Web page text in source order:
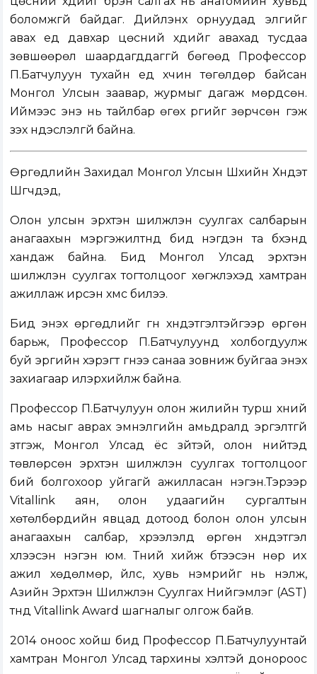
боломжгүй байдаг. Дийлэнх орнуудад элгийг
авах үед давхар цөсний хүүдийг авахад тусдаа
зөвшөөрөл шаардагддаггүй бөгөөд Профессор
П.Батчулуун тухайн үед хүчин төгөлдөр байсан
Монгол Улсын заавар, журмыг дагаж мөрдсөн.
Иймээс энэ нь тайлбар өгөх үүргийг зөрчсөн гэж
үзэх үндэслэлгүй байна.
Өргөдлийн Захидал Монгол Улсын Шүүхийн Хүндэт
Шүүгчдэд,
Олон улсын эрхтэн шилжүүлэн суулгах салбарын
анагаахын мэргэжилтнүүд бид нэгдэн та бүхэнд
хандаж байна. Бид Монгол Улсад эрхтэн
шилжүүлэн суулгах тогтолцоог хөгжүүлэхэд хамтран
ажиллаж ирсэн хүмүүс билээ.
Бид энэхүү өргөдлийг гүн хүндэтгэлтэйгээр өргөн
барьж, Профессор П.Батчулуунд холбогдуулж
буй эрүүгийн хэрэгт гүнээ санаа зовниж буйгаа энэхүү
захиагаар илэрхийлж байна.
Профессор П.Батчулуун олон жилийн турш хүний
амь насыг аврах эмнэлгийн амьдралд эргэлтгүй
зүтгэж, Монгол Улсад ёс зүйтэй, олон нийтэд
төвлөрсөн эрхтэн шилжүүлэн суулгах тогтолцоог
бий болгохоор уйгагүй ажилласан нэгэн.Тэрээр
Vitallink аян, олон удаагийн сургалтын
хөтөлбөрүүдийн явцад дотоод болон олон улсын
анагаахын салбар, хүрээлэлд өргөн хүндэтгэл
хүлээсэн нэгэн юм. Түүний хийж бүтээсэн нөр их
ажил хөдөлмөр, үйлс, хувь нэмрийг нь үнэлж,
Азийн Эрхтэн Шилжүүлэн Суулгах Нийгэмлэг (AST)
түүнд Vitallink Award шагналыг олгож байв.
2014 оноос хойш бид Профессор П.Батчулуунтай
хамтран Монгол Улсад тархины үхэлтэй донороос